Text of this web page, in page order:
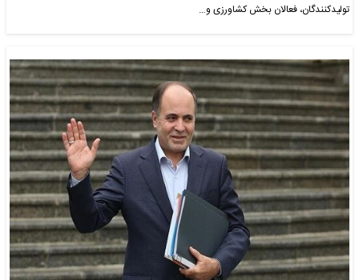
تولیدکنندگان، فعالان بخش کشاورزی و…